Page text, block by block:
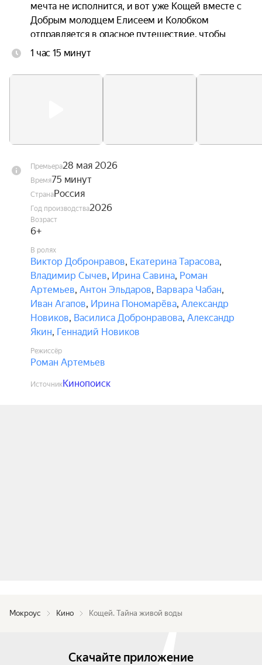
мечта не исполнится, и вот уже Кощей вместе с
Добрым молодцем Елисеем и Колобком
отправляется в опасное путешествие, чтобы
спасти любимую.
1 час 15 минут
Премьера28 мая 2026
Время75 минут
СтранаРоссия
Год производства2026
Возраст
6+
В ролях
Виктор Добронравов, Екатерина Тарасова,
Владимир Сычев, Ирина Савина, Роман
Артемьев, Антон Эльдаров, Варвара Чабан,
Иван Агапов, Ирина Пономарёва, Александр
Новиков, Василиса Добронравова, Александр
Якин, Геннадий Новиков
Режиссёр
Роман Артемьев
ИсточникКинопоиск
Мокроус Кино Кощей. Тайна живой воды
Скачайте приложение